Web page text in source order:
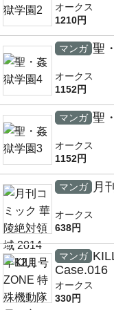
オークス
1210円
マンガ 聖
オークス
1152円
マンガ 聖
オークス
1152円
マンガ 月
オークス
638円
マンガ
Case.016
オークス
330円